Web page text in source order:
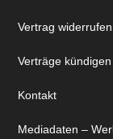
Vertrag widerrufen
Verträge kündigen
Kontakt
Mediadaten –